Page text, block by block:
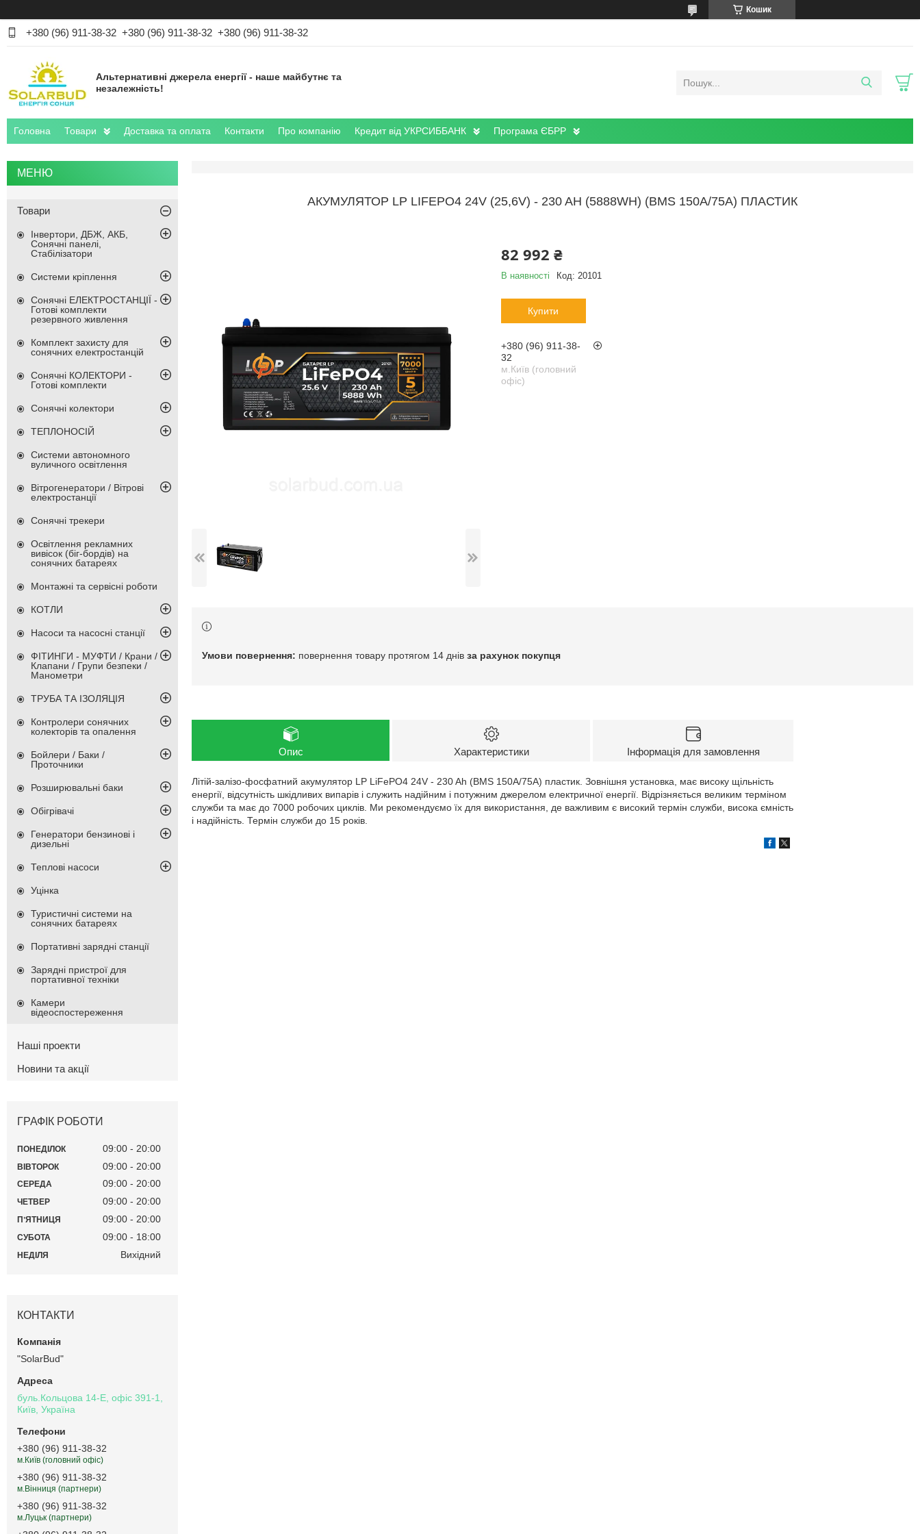
Кошик
+380 (96) 911-38-32 +380 (96) 911-38-32 +380 (96) 911-38-32
Альтернативні джерела енергії - наше майбутнє та
незалежність!
Головна Товари Доставка та оплата Контакти Про компанію Кредит від УКРСИББАНК Програма ЄБРР
АКУМУЛЯТОР LP LIFEPO4 24V (25,6V) - 230 AH (5888WH) (BMS 150A/75A) ПЛАСТИК
82 992 ₴
В наявності Код: 20101
Купити
+380 (96) 911-38-
32
м.Київ (головний
офіс)
повернення товару протягом 14 днів за рахунок покупця
Опис Характеристики Інформація для замовлення
Літій-залізо-фосфатний акумулятор LP LiFePO4 24V - 230 Ah (BMS 150A/75A) пластик. Зовнішня установка, має високу щільність
енергії, відсутність шкідливих випарів і служить надійним і потужним джерелом електричної енергії. Відрізняється великим терміном
служби та має до 7000 робочих циклів. Ми рекомендуємо їх для використання, де важливим є високий термін служби, висока ємність
і надійність. Термін служби до 15 років.
Товари
Інвертори, ДБЖ, АКБ,
Сонячні панелі,
Стабілізатори
Системи кріплення
Сонячні ЕЛЕКТРОСТАНЦІЇ -
Готові комплекти
резервного живлення
Комплект захисту для
сонячних електростанцій
Сонячні КОЛЕКТОРИ -
Готові комплекти
Сонячні колектори
ТЕПЛОНОСІЙ
Системи автономного
вуличного освітлення
Вітрогенератори / Вітрові
електростанції
Сонячні трекери
Освітлення рекламних
вивісок (біг-бордів) на
сонячних батареях
Монтажні та сервісні роботи
КОТЛИ
Насоси та насосні станції
ФІТИНГИ - МУФТИ / Крани /
Клапани / Групи безпеки /
Манометри
ТРУБА ТА ІЗОЛЯЦІЯ
Контролери сонячних
колекторів та опалення
Бойлери / Баки /
Проточники
Розширювальні баки
Обігрівачі
Генератори бензинові і
дизельні
Теплові насоси
Уцінка
Туристичні системи на
сонячних батареях
Портативні зарядні станції
Зарядні пристрої для
портативної техніки
Камери
відеоспостереження
Наші проекти
Новини та акції
ГРАФІК РОБОТИ
ПОНЕДІЛОК 09:00 20:00
ВІВТОРОК 09:00 20:00
СЕРЕДА 09:00 20:00
ЧЕТВЕР 09:00 20:00
ПʼЯТНИЦЯ 09:00 20:00
СУБОТА 09:00 18:00
НЕДІЛЯ Вихідний
КОНТАКТИ
"SolarBud"
буль.Кольцова 14-Е, офіс 391-1,
Київ, Україна
+380 (96) 911-38-32
м.Київ (головний офіс)
+380 (96) 911-38-32
м.Вінниця (партнери)
+380 (96) 911-38-32
м.Луцьк (партнери)